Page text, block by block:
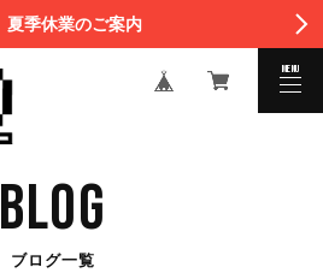
夏季休業のご案内
MENU
CLOSE
BLOG
ブログ一覧